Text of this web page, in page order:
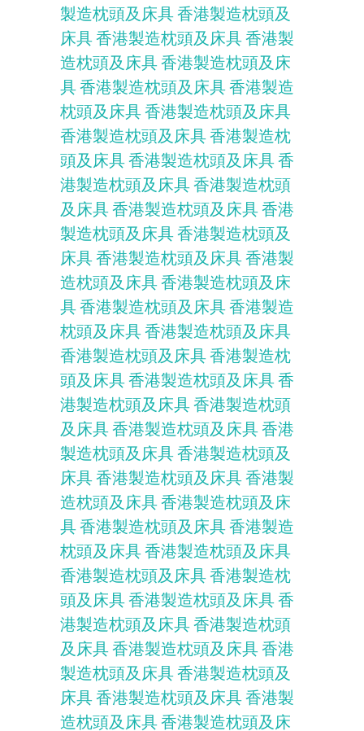
製造枕頭及床具香港製造枕頭及
床具香港製造枕頭及床具香港製
造枕頭及床具香港製造枕頭及床
具香港製造枕頭及床具香港製造
枕頭及床具香港製造枕頭及床具
香港製造枕頭及床具香港製造枕
頭及床具香港製造枕頭及床具香
港製造枕頭及床具香港製造枕頭
及床具香港製造枕頭及床具香港
製造枕頭及床具香港製造枕頭及
床具香港製造枕頭及床具香港製
造枕頭及床具香港製造枕頭及床
具香港製造枕頭及床具香港製造
枕頭及床具香港製造枕頭及床具
香港製造枕頭及床具香港製造枕
頭及床具香港製造枕頭及床具香
港製造枕頭及床具香港製造枕頭
及床具香港製造枕頭及床具香港
製造枕頭及床具香港製造枕頭及
床具香港製造枕頭及床具香港製
造枕頭及床具香港製造枕頭及床
具香港製造枕頭及床具香港製造
枕頭及床具香港製造枕頭及床具
香港製造枕頭及床具香港製造枕
頭及床具香港製造枕頭及床具香
港製造枕頭及床具香港製造枕頭
及床具香港製造枕頭及床具香港
製造枕頭及床具香港製造枕頭及
床具香港製造枕頭及床具香港製
造枕頭及床具香港製造枕頭及床